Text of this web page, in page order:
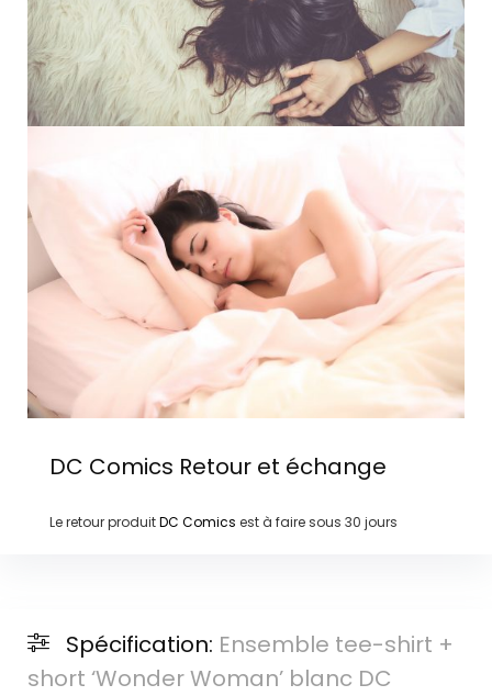
DC Comics Retour et échange
Le retour produitDC Comics est à faire sous 30 jours
Spécification: Ensemble tee-shirt +
short ‘Wonder Woman’ blanc DC